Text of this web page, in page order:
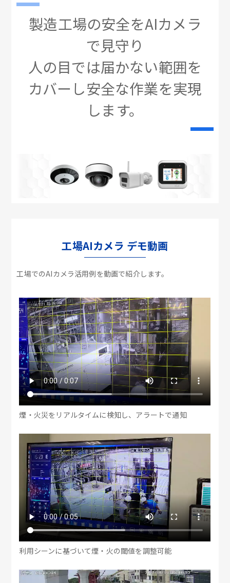
製造工場の安全をAIカメラ
で見守り
人の目では届かない範囲を
カバーし安全な作業を実現
します。
工場AIカメラ デモ動画
工場でのAIカメラ活用例を動画で紹介します。
煙・火災をリアルタイムに検知し、アラートで通知
利用シーンに基づいて煙・火の閾値を調整可能